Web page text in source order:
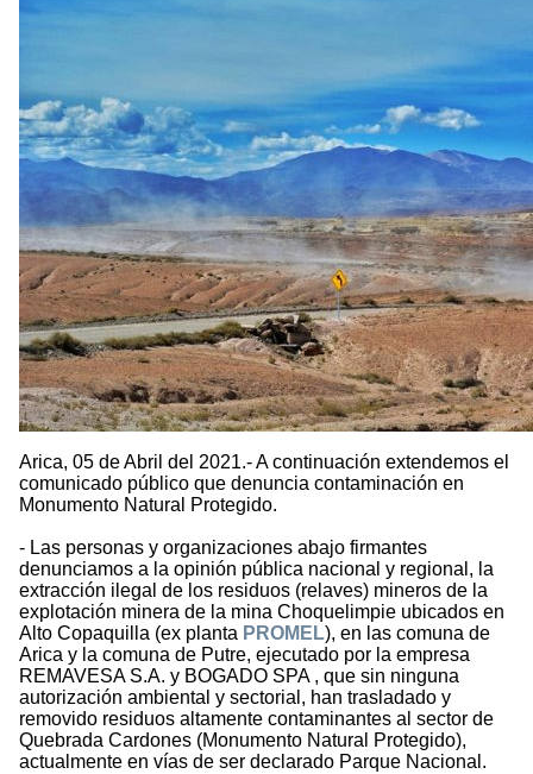
Arica, 05 de Abril del 2021.- A continuación extendemos el
comunicado público que denuncia contaminación en
Monumento Natural Protegido.
- Las personas y organizaciones abajo firmantes
denunciamos a la opinión pública nacional y regional, la
extracción ilegal de los residuos (relaves) mineros de la
explotación minera de la mina Choquelimpie ubicados en
Alto Copaquilla (ex planta PROMEL), en las comuna de
Arica y la comuna de Putre, ejecutado por la empresa
REMAVESA S.A. y BOGADO SPA , que sin ninguna
autorización ambiental y sectorial, han trasladado y
removido residuos altamente contaminantes al sector de
Quebrada Cardones (Monumento Natural Protegido),
actualmente en vías de ser declarado Parque Nacional.